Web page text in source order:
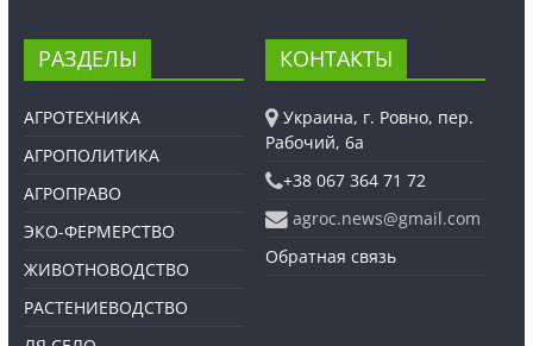
РАЗДЕЛЫ
АГРОТЕХНИКА
АГРОПОЛИТИКА
АГРОПРАВО
ЭКО-ФЕРМЕРСТВО
ЖИВОТНОВОДСТВО
РАСТЕНИЕВОДСТВО
КОНТАКТЫ
Украина, г. Ровно, пер.
Рабочий, 6а
+38 067 364 71 72
agroc.news@gmail.com
Обратная связь